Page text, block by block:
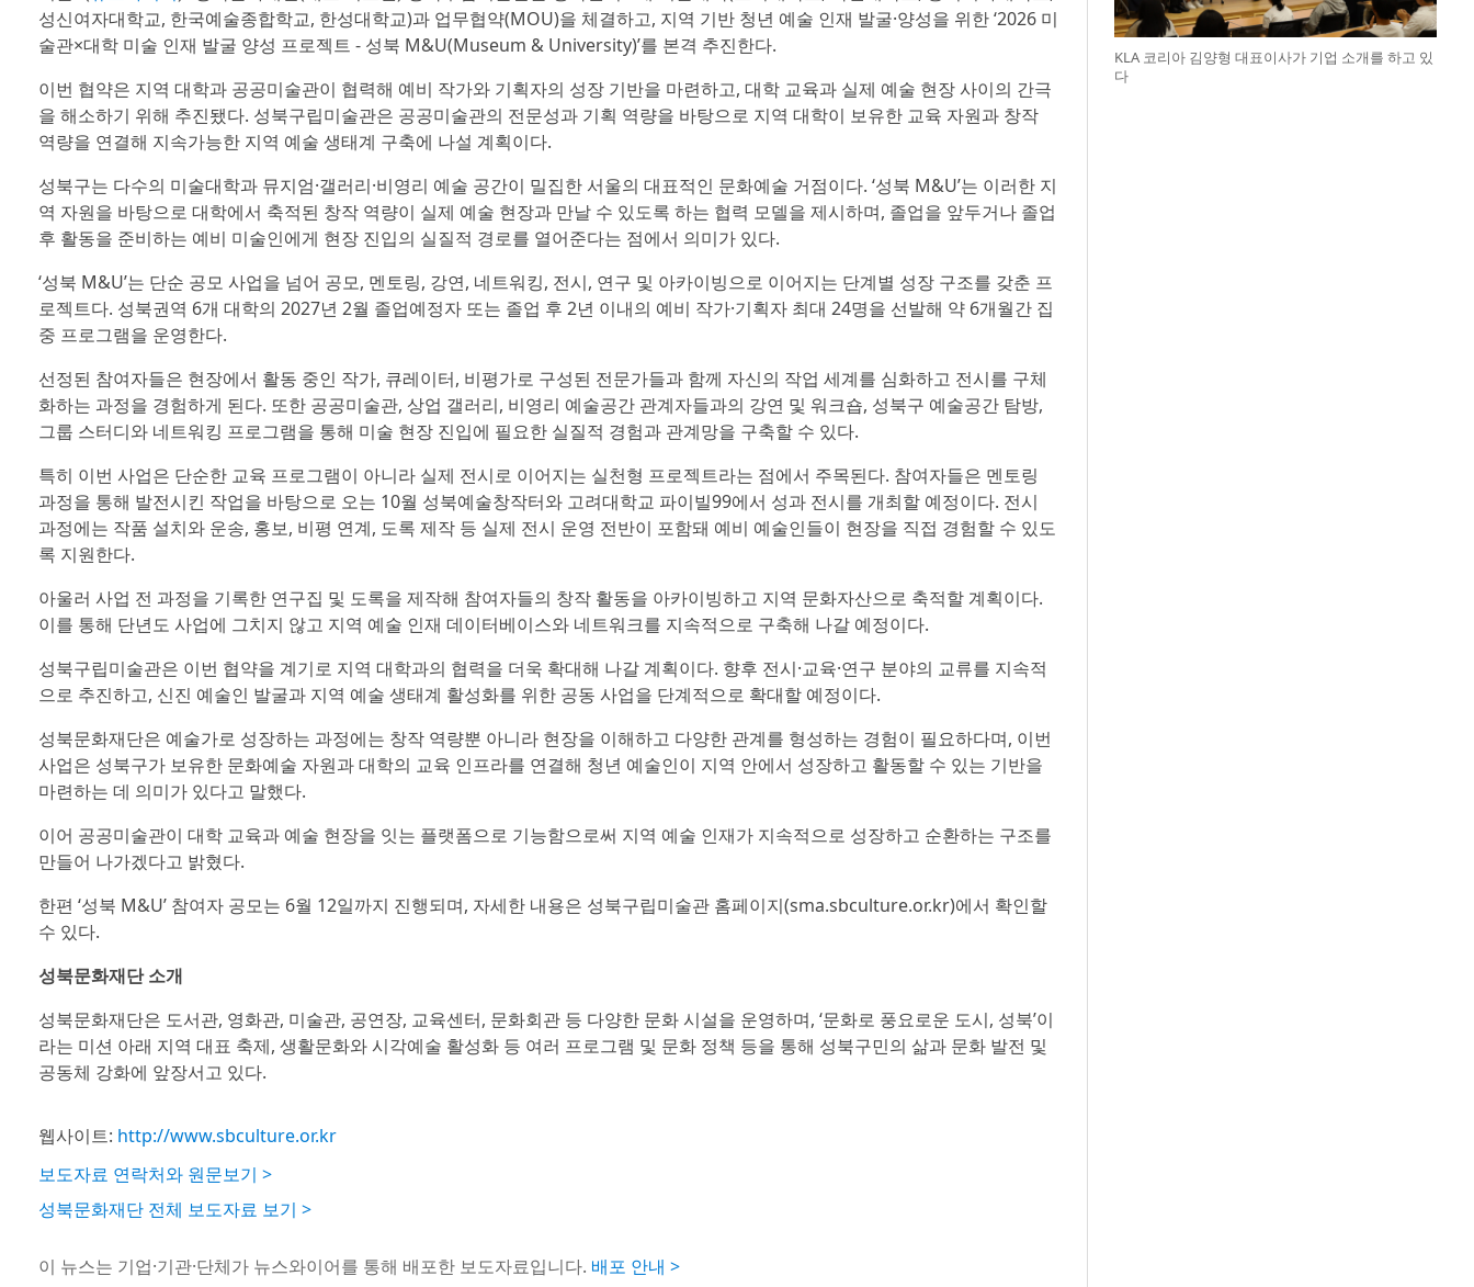
성신여자대학교, 한국예술종합학교, 한성대학교)과 업무협약(MOU)을 체결하고, 지역 기반 청년 예술 인재 발굴·양성을 위한 ‘2026 미
술관×대학 미술 인재 발굴 양성 프로젝트 - 성북 M&U(Museum & University)’를 본격 추진한다.
이번 협약은 지역 대학과 공공미술관이 협력해 예비 작가와 기획자의 성장 기반을 마련하고, 대학 교육과 실제 예술 현장 사이의 간극
을 해소하기 위해 추진됐다. 성북구립미술관은 공공미술관의 전문성과 기획 역량을 바탕으로 지역 대학이 보유한 교육 자원과 창작
역량을 연결해 지속가능한 지역 예술 생태계 구축에 나설 계획이다.
성북구는 다수의 미술대학과 뮤지엄·갤러리·비영리 예술 공간이 밀집한 서울의 대표적인 문화예술 거점이다. ‘성북 M&U’는 이러한 지
역 자원을 바탕으로 대학에서 축적된 창작 역량이 실제 예술 현장과 만날 수 있도록 하는 협력 모델을 제시하며, 졸업을 앞두거나 졸업
후 활동을 준비하는 예비 미술인에게 현장 진입의 실질적 경로를 열어준다는 점에서 의미가 있다.
‘성북 M&U’는 단순 공모 사업을 넘어 공모, 멘토링, 강연, 네트워킹, 전시, 연구 및 아카이빙으로 이어지는 단계별 성장 구조를 갖춘 프
로젝트다. 성북권역 6개 대학의 2027년 2월 졸업예정자 또는 졸업 후 2년 이내의 예비 작가·기획자 최대 24명을 선발해 약 6개월간 집
중 프로그램을 운영한다.
선정된 참여자들은 현장에서 활동 중인 작가, 큐레이터, 비평가로 구성된 전문가들과 함께 자신의 작업 세계를 심화하고 전시를 구체
화하는 과정을 경험하게 된다. 또한 공공미술관, 상업 갤러리, 비영리 예술공간 관계자들과의 강연 및 워크숍, 성북구 예술공간 탐방,
그룹 스터디와 네트워킹 프로그램을 통해 미술 현장 진입에 필요한 실질적 경험과 관계망을 구축할 수 있다.
특히 이번 사업은 단순한 교육 프로그램이 아니라 실제 전시로 이어지는 실천형 프로젝트라는 점에서 주목된다. 참여자들은 멘토링
과정을 통해 발전시킨 작업을 바탕으로 오는 10월 성북예술창작터와 고려대학교 파이빌99에서 성과 전시를 개최할 예정이다. 전시
과정에는 작품 설치와 운송, 홍보, 비평 연계, 도록 제작 등 실제 전시 운영 전반이 포함돼 예비 예술인들이 현장을 직접 경험할 수 있도
록 지원한다.
아울러 사업 전 과정을 기록한 연구집 및 도록을 제작해 참여자들의 창작 활동을 아카이빙하고 지역 문화자산으로 축적할 계획이다.
이를 통해 단년도 사업에 그치지 않고 지역 예술 인재 데이터베이스와 네트워크를 지속적으로 구축해 나갈 예정이다.
성북구립미술관은 이번 협약을 계기로 지역 대학과의 협력을 더욱 확대해 나갈 계획이다. 향후 전시·교육·연구 분야의 교류를 지속적
으로 추진하고, 신진 예술인 발굴과 지역 예술 생태계 활성화를 위한 공동 사업을 단계적으로 확대할 예정이다.
성북문화재단은 예술가로 성장하는 과정에는 창작 역량뿐 아니라 현장을 이해하고 다양한 관계를 형성하는 경험이 필요하다며, 이번
사업은 성북구가 보유한 문화예술 자원과 대학의 교육 인프라를 연결해 청년 예술인이 지역 안에서 성장하고 활동할 수 있는 기반을
마련하는 데 의미가 있다고 말했다.
이어 공공미술관이 대학 교육과 예술 현장을 잇는 플랫폼으로 기능함으로써 지역 예술 인재가 지속적으로 성장하고 순환하는 구조를
만들어 나가겠다고 밝혔다.
한편 ‘성북 M&U’ 참여자 공모는 6월 12일까지 진행되며, 자세한 내용은 성북구립미술관 홈페이지(sma.sbculture.or.kr)에서 확인할
수 있다.
성북문화재단 소개
성북문화재단은 도서관, 영화관, 미술관, 공연장, 교육센터, 문화회관 등 다양한 문화 시설을 운영하며, ‘문화로 풍요로운 도시, 성북’이
라는 미션 아래 지역 대표 축제, 생활문화와 시각예술 활성화 등 여러 프로그램 및 문화 정책 등을 통해 성북구민의 삶과 문화 발전 및
공동체 강화에 앞장서고 있다.
웹사이트: http://www.sbculture.or.kr
보도자료 연락처와 원문보기 >
성북문화재단 전체 보도자료 보기 >
이 뉴스는 기업·기관·단체가 뉴스와이어를 통해 배포한 보도자료입니다. 배포 안내 >
KLA 코리아 김양형 대표이사가 기업 소개를 하고 있
다